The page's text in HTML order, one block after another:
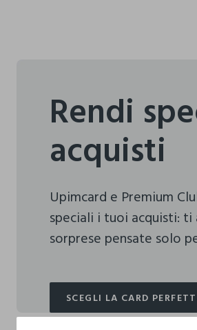
Rendi
acquisti
Upimcard e Premium
speciali i tuoi acquisti: ti
sorprese pensate solo
SCEGLI LA CARD
SCEGLI LA CARD